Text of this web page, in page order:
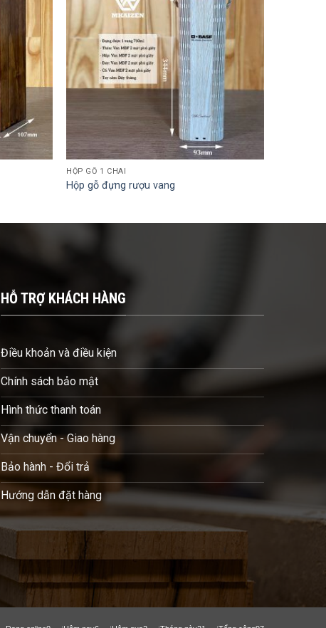
HỘP GỖ 1 CHAI
Hộp gỗ đựng rượu vang
HỖ TRỢ KHÁCH HÀNG
Điều khoản và điều kiện
Chính sách bảo mật
Hình thức thanh toán
Vận chuyển - Giao hàng
Bảo hành - Đổi trả
Hướng dẫn đặt hàng